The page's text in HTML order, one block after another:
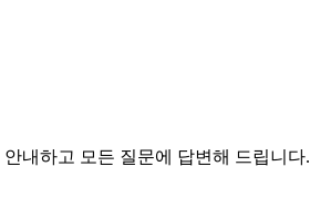
내하고 모든 질문에 답변해 드립니다.